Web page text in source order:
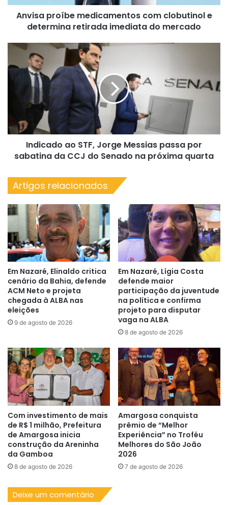
imediata
mercado
Anvisa proíbe medicamentos com clobutinol e
determina retirada imediata do mercado
Indicado
STF,
Jorge
sabatina
da
do
na
próxima
Indicado ao STF, Jorge Messias passa por
sabatina da CCJ do Senado na próxima quarta
Artigos relacionados
Em Nazaré, Elinaldo critica
cenário da Bahia, defende
ACM Neto e projeta
chegada à ALBA nas
eleições
9 de agosto de 2026
Em Nazaré, Lígia Costa
defende maior
participação da juventude
na política e confirma
projeto para disputar
vaga na ALBA
8 de agosto de 2026
Com investimento de mais
de R$ 1 milhão, Prefeitura
de Amargosa inicia
construção da Areninha
da Gamboa
8 de agosto de 2026
Amargosa conquista
prêmio de “Melhor
Experiência” no Troféu
Melhores do São João
2026
7 de agosto de 2026
Deixe um comentário